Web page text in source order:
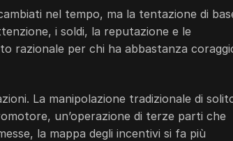
nel tempo, ma la tentazione di
i soldi, la reputazione e le
razionale per chi ha abbastanza
La manipolazione tradizionale di
un’operazione di terze parti che
la mappa degli incentivi si fa più